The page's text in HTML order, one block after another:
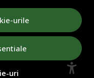
urile
uri